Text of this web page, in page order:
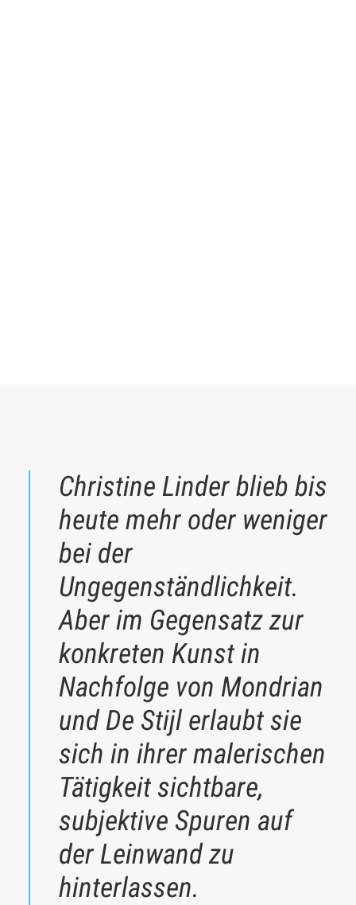
Christine Linder blieb bis
heute mehr oder weniger
bei der
Ungegenständlichkeit.
Aber im Gegensatz zur
konkreten Kunst in
Nachfolge von Mondrian
und De Stijl erlaubt sie
sich in ihrer malerischen
Tätigkeit sichtbare,
subjektive Spuren auf
der Leinwand zu
hinterlassen.